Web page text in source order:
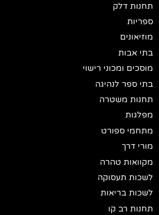
תחנות דלק
ספריות
מוזיאונים
בתי אבות
מוסכים ומכוני רישוי
בתי ספר לנהיגה
תחנות משטרה
מפלגות
מתחמי ספורט
מורי דרך
מקוואות טהרה
לשכות תעסוקה
לשכות בריאות
תחנות רב קו